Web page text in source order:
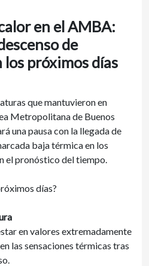
en el AMBA:
de
próximos días
que mantuvieron en
Metropolitana de Buenos
una pausa con la llegada de
baja térmica en los
el pronóstico del tiempo.
días?
en valores extremadamente
las sensaciones térmicas tras